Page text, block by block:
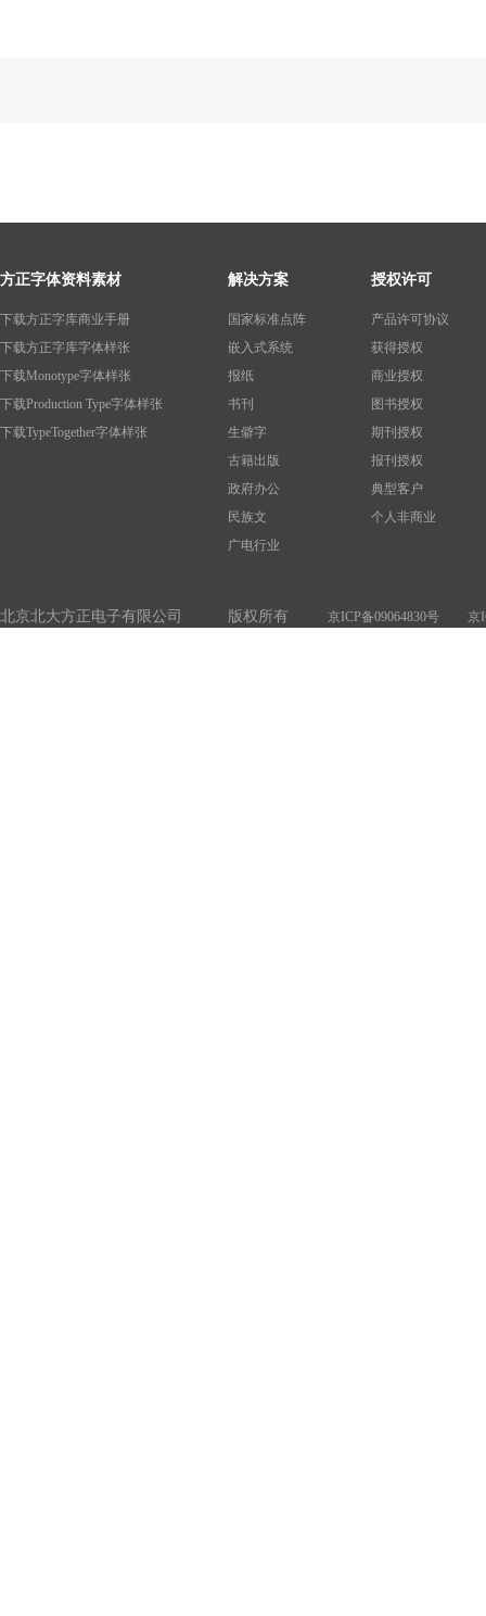
方正字体资料素材
下载方正字库商业手册
下载方正字库字体样张
下载Monotype字体样张
下载Production Type字体样张
下载TypeTogether字体样张
解决方案
国家标准点阵
嵌入式系统
报纸
书刊
生僻字
古籍出版
政府办公
民族文
广电行业
授权许可
产品许可协议
获得授权
商业授权
图书授权
期刊授权
报刊授权
典型客户
个人非商业
北京北大方正电子有限公司 版权所有 京ICP备09064830号 京